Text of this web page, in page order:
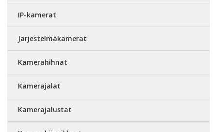
IP-kamerat
Järjestelmäkamerat
Kamerahihnat
Kamerajalat
Kamerajalustat